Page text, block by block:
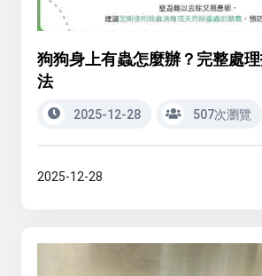
狗狗身上有蟲怎麼辦？完整處
法
2025-12-28 507次瀏覽
2025-12-28